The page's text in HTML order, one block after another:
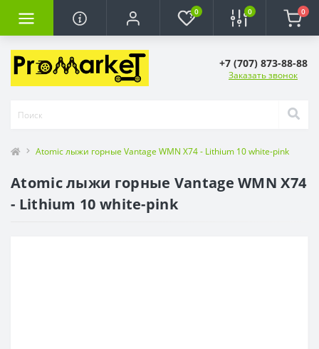
0 0 0
+7 (707) 873-88-88
Заказать звонок
Atomic лыжи горные Vantage WMN X74 - Lithium 10 white-pink
Atomic лыжи горные Vantage WMN X74
- Lithium 10 white-pink